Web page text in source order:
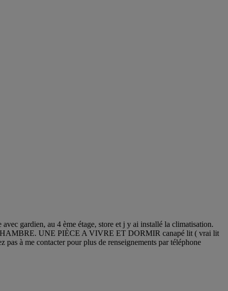
gardien, au 4 ème étage, store et j y ai installé la climatisation.
CHAMBRE. UNE PIÈCE A VIVRE ET DORMIR canapé lit ( vrai lit
à me contacter pour plus de renseignements par téléphone